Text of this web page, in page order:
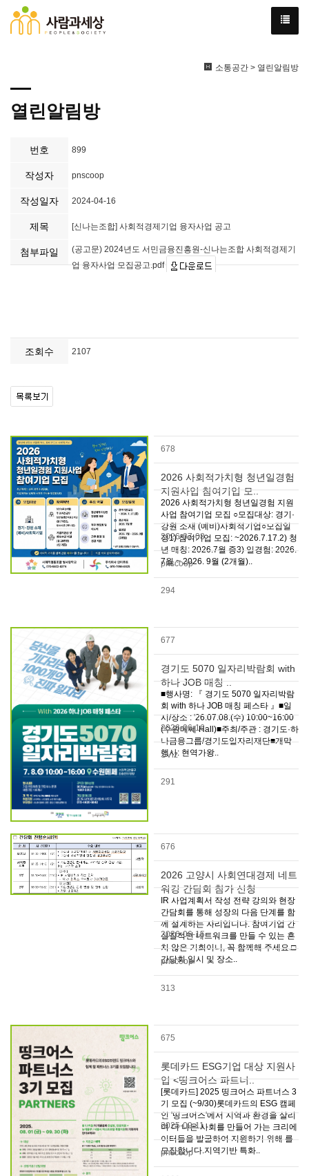
소통공간 > 열린알림방
열린알림방
번호 899
작성자 pnscoop
작성일자 2024-04-16
제목 [신나는조합] 사회적경제기업 융자사업 공고
첨부파일
(공고문) 2024년도 서민금융진흥원-신나는조합 사회적경제기
업 융자사업 모집공고.pdf
조회수 2107
678
2026 사회적가치형 청년일경험
지원사업 참여기업 모..
2026 사회적가치형 청년일경험 지원
사업 참여기업 모집 ○모집대상: 경기·
강원 소재 (예비)사회적기업○모집일
정1) 참여기업 모집: ~2026.7.17.2) 청
년 매칭: 2026.7월 중3) 일경험: 2026.
7월 ~ 2026. 9월 (2개월)..
2026-07-08
pnscoop
294
677
경기도 5070 일자리박람회 with
하나 JOB 매칭 ..
■행사명: 『 경기도 5070 일자리박람
회 with 하나 JOB 매칭 페스타 』■일
시/장소 : '26.07.08.(수) 10:00~16:00
(수원메쎄 Hall)■주최/주관 : 경기도·하
나금융그룹/경기도일자리재단■개막
행사: 현역가왕..
2026-06-16
SViz
291
676
2026 고양시 사회연대경제 네트
워킹 간담회 참가 신청
IR 사업계획서 작성 전략 강의와 현장
간담회를 통해 성장의 다음 단계를 함
께 설계하는 자리입니다. 참여기업 간
실질적인 네트워크를 만들 수 있는 흔
치 않은 기회이니, 꼭 함께해 주세요.□
간담회 일시 및 장소..
2026-06-15
pnscoop
313
675
롯데카드 ESG기업 대상 지원사
업 <띵크어스 파트너..
[롯데카드] 2025 띵크어스 파트너스 3
기 모집 (~9/30)롯데카드의 ESG 캠페
인 '띵크어스'에서 지역과 환경을 살리
며 더 나은 사회를 만들어 가는 크리에
이터들을 발굴하여 지원하기 위해 를
모집합니다.지역기반 특화..
2025-09-11
pnscoop